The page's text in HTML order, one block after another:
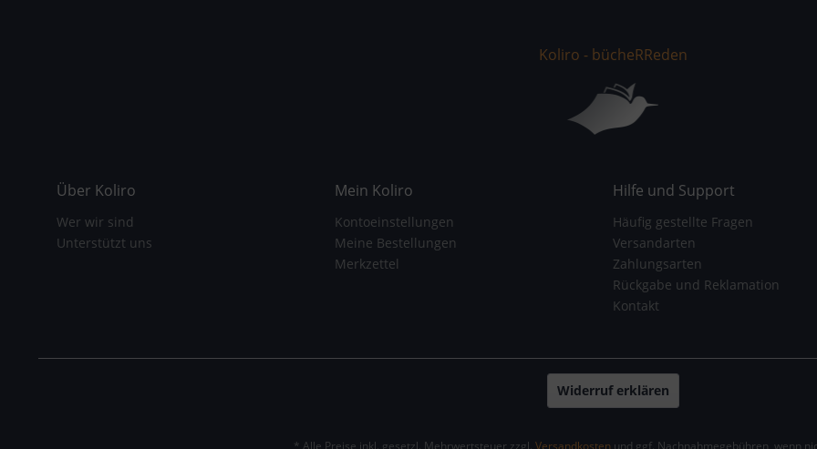
Koliro - bücheRReden
Über Koliro
Wer wir sind
Unterstützt uns
Mein Koliro
Kontoeinstellungen
Meine Bestellungen
Merkzettel
Hilfe und Support
Häufig gestellte Fragen
Versandarten
Zahlungsarten
Rückgabe und Reklamation
Kontakt
Widerruf erklären
* Alle Preise inkl. gesetzl. Mehrwertsteuer zzgl. Versandkostenund ggf. Nachnahmegebühren, wenn